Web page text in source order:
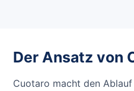
Der Ansatz von
Cuotaro macht den